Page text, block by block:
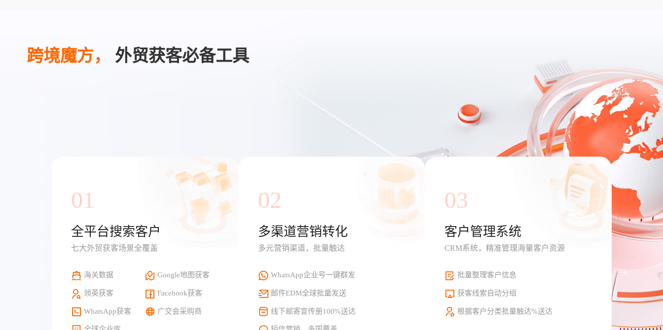
跨境魔方， 外贸获客必备工具
01
全平台搜索客户
七大外贸获客场景全覆盖
海关数据 Google地图获客
领英获客 Facebook获客
WhatsApp获客 广交会采购商
02
多渠道营销转化
多元营销渠道，批量触达
WhatsApp企业号一键群发
邮件EDM全球批量发送
线下邮寄宣传册100%送达
03
客户管理系统
CRM系统，精准管理海量客户资源
批量整理客户信息
获客线索自动分组
根据客户分类批量触达%送达